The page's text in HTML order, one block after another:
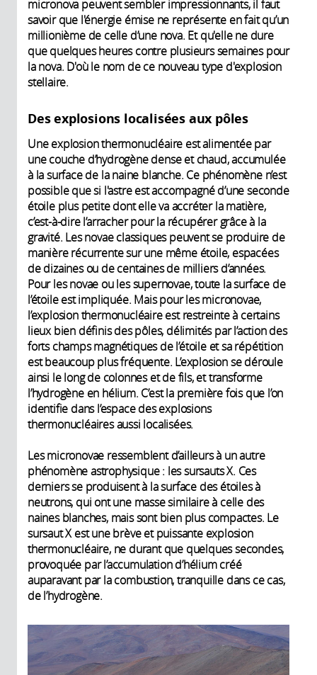
micronova peuvent sembler impressionnants, il faut
savoir que l'énergie émise ne représente en fait qu’un
millionième de celle d’une nova. Et qu'elle ne dure
que quelques heures contre plusieurs semaines pour
la nova. D'où le nom de ce nouveau type d'explosion
stellaire.
Des explosions localisées aux pôles
Une explosion thermonucléaire est alimentée par
une couche d’hydrogène dense et chaud, accumulée
à la surface de la naine blanche. Ce phénomène n’est
possible que si l'astre est accompagné d’une seconde
étoile plus petite dont elle va accréter la matière,
c’est-à-dire l’arracher pour la récupérer grâce à la
gravité. Les novae classiques peuvent se produire de
manière récurrente sur une même étoile, espacées
de dizaines ou de centaines de milliers d’années.
Pour les novae ou les supernovae, toute la surface de
l’étoile est impliquée. Mais pour les micronovae,
l’explosion thermonucléaire est restreinte à certains
lieux bien définis des pôles, délimités par l’action des
forts champs magnétiques de l’étoile et sa répétition
est beaucoup plus fréquente. L’explosion se déroule
ainsi le long de colonnes et de fils, et transforme
l’hydrogène en hélium. C’est la première fois que l’on
identifie dans l’espace des explosions
thermonucléaires aussi localisées.
Les micronovae ressemblent d’ailleurs à un autre
phénomène astrophysique : les sursauts X. Ces
derniers se produisent à la surface des étoiles à
neutrons, qui ont une masse similaire à celle des
naines blanches, mais sont bien plus compactes. Le
sursaut X est une brève et puissante explosion
thermonucléaire, ne durant que quelques secondes,
provoquée par l’accumulation d’hélium créé
auparavant par la combustion, tranquille dans ce cas,
de l’hydrogène.